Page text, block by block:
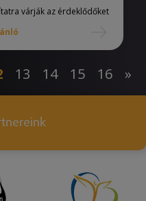
várják az érdeklődőket
13 14 15 16 »